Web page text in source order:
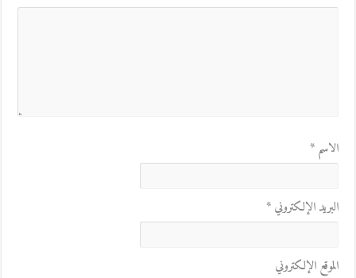
الاسم*
البريد الإلكتروني*
الموقع الإلكتروني